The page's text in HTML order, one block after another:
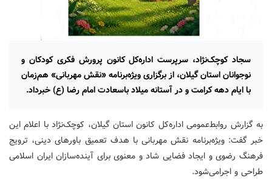
سجاد کوچک‌نژاد، سرپرست اداره‌کل کانون پرورش فکری کودکان و
نوجوانان استان گیلان، از برگزاری ویژه‌برنامه «نقش مهربانی» هم‌زمان
با ایام دهه کرامت و در آستانه میلاد باسعادت امام رضا (ع) خبرداد.
به گزارش روابط‌عمومی اداره‌کل کانون استان گیلان، کوچک‌نژاد با اعلام این
خبر گفت: ویژه‌برنامه نقش مهربانی با هدف تعمیق باورهای دینی، ترویج
فرهنگ رضوی و ایجاد فضایی شاد و معنوی برای آینده‌سازان ایران اسلامی
طراحی و اجرامی‌شود.